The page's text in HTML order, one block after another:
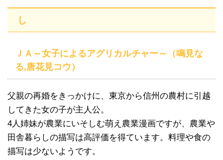
し
ＪＡ～女子によるアグリカルチャー～（鳴見な
る,唐花見コウ）
父親の再婚をきっかけに、東京から信州の農村に引越
してきた女の子が主人公。
4人姉妹が農業にいそしむ萌え農業漫画ですが、農業や
田舎暮らしの描写は高評価を得ています。料理や食の
描写は少ないようです。